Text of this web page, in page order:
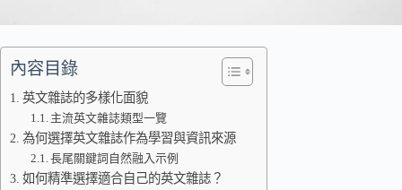
內容目錄
英文雜誌的多樣化面貌
主流英文雜誌類型一覽
為何選擇英文雜誌作為學習與資訊來源
長尾關鍵詞自然融入示例
如何精準選擇適合自己的英文雜誌？